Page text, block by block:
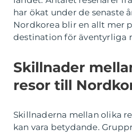
har ökat under de senaste
Nordkorea blir en allt mer
destination för äventyrliga
Skillnader
resor till
Skillnaderna mellan olika
kan vara betydande.